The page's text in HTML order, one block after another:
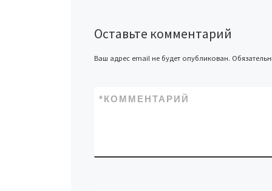
Оставьте комментарий
Ваш адрес email не будет опубликован.
КОММЕНТАРИЙ
*